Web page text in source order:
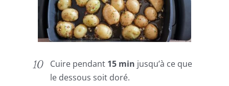
Cuire pendant 15 min jusqu’à ce que
le dessous soit doré.